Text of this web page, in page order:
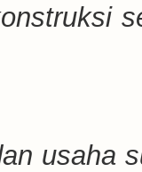
usaha